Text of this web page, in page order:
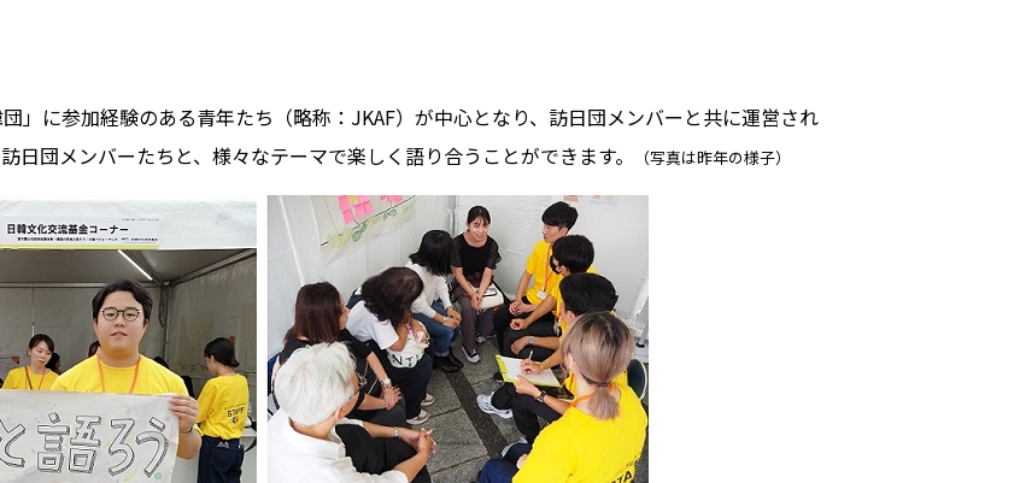
」に参加経験のある青年たち（略称：JKAF）が中心となり、訪日団メンバーと共に運営され
日団メンバーたちと、様々なテーマで楽しく語り合うことができます。
（写真は昨年の様子）